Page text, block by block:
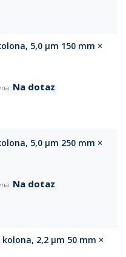
5,0 µm 150 mm ×
Na dotaz
5,0 µm 250 mm ×
Na dotaz
kolona, 2,2 µm 50 mm ×